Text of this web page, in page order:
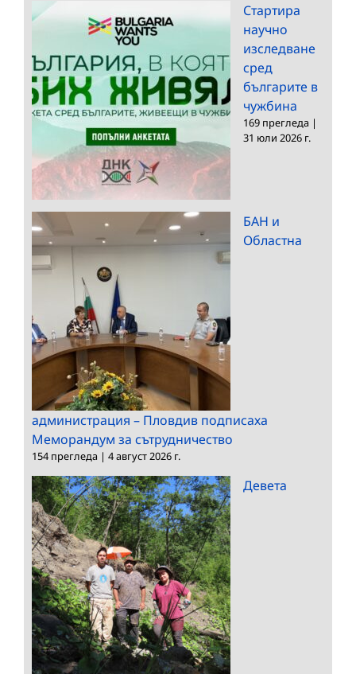
Стартира
научно
изследване
сред
българите в
чужбина
169 прегледа |
31 юли 2026 г.
БАН и
Областна
администрация – Пловдив подписаха
Меморандум за сътрудничество
154 прегледа | 4 август 2026 г.
Девета